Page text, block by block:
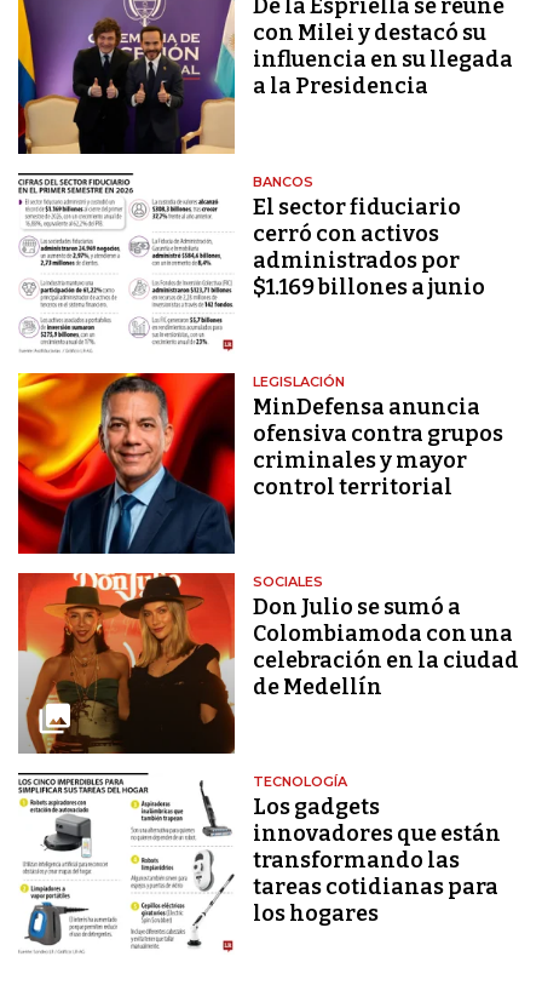
De la Espriella se reúne
con Milei y destacó su
influencia en su llegada
a la Presidencia
BANCOS
El sector fiduciario
cerró con activos
administrados por
$1.169 billones a junio
LEGISLACIÓN
MinDefensa anuncia
ofensiva contra grupos
criminales y mayor
control territorial
SOCIALES
Don Julio se sumó a
Colombiamoda con una
celebración en la ciudad
de Medellín
TECNOLOGÍA
Los gadgets
innovadores que están
transformando las
tareas cotidianas para
los hogares